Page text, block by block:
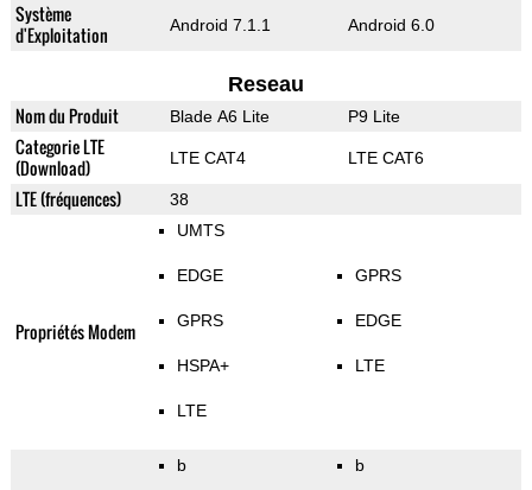
Système
d'Exploitation
Android 7.1.1 Android 6.0
Reseau
Nom du Produit Blade A6 Lite P9 Lite
Categorie LTE
(Download)
LTE CAT4 LTE CAT6
LTE (fréquences) 38
Propriétés Modem
UMTS
EDGE
GPRS
HSPA+
LTE
GPRS
EDGE
LTE
b b